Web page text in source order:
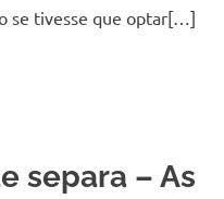
se tivesse que optar[…]
separa – As